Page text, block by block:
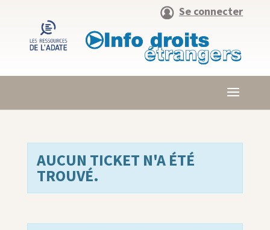
Se connecter
AUCUN TICKET N'A ÉTÉ
TROUVÉ.